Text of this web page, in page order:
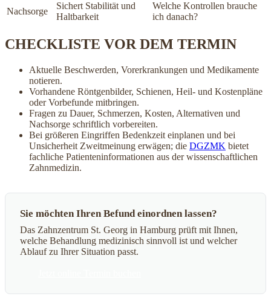
Nachsorge
Sichert Stabilität und
Haltbarkeit
Welche Kontrollen brauche
ich danach?
CHECKLISTE VOR DEM TERMIN
Aktuelle Beschwerden, Vorerkrankungen und Medikamente
notieren.
Vorhandene Röntgenbilder, Schienen, Heil- und Kostenpläne
oder Vorbefunde mitbringen.
Fragen zu Dauer, Schmerzen, Kosten, Alternativen und
Nachsorge schriftlich vorbereiten.
Bei größeren Eingriffen Bedenkzeit einplanen und bei
Unsicherheit Zweitmeinung erwägen; die DGZMK bietet
fachliche Patienteninformationen aus der wissenschaftlichen
Zahnmedizin.
Sie möchten Ihren Befund einordnen lassen?
Das Zahnzentrum St. Georg in Hamburg prüft mit Ihnen,
welche Behandlung medizinisch sinnvoll ist und welcher
Ablauf zu Ihrer Situation passt.